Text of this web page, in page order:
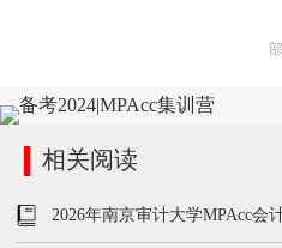
相关阅读
2026年南京审计大学MPAcc会